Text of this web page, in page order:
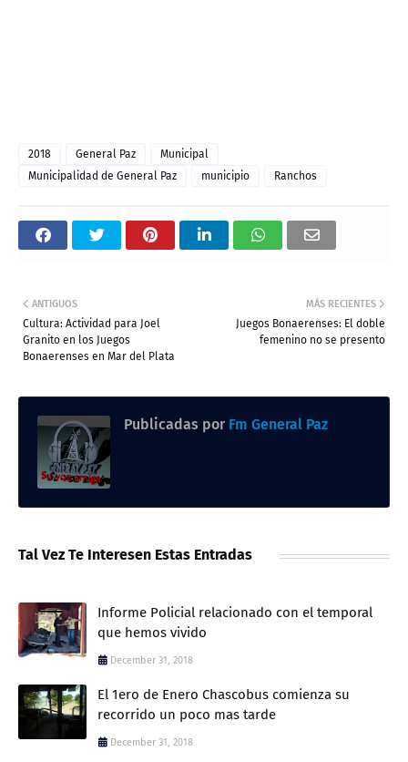
2018 General Paz
Municipal
Municipalidad de General Paz
municipio Ranchos
MÁS RECIENTES
Juegos Bonaerenses: El doble
femenino no se presento
ANTIGUOS
Cultura: Actividad para Joel
Granito en los Juegos
Bonaerenses en Mar del Plata
Publicadas por Fm General Paz
Tal Vez Te Interesen Estas Entradas
Informe Policial relacionado con el temporal
que hemos vivido
December 31, 2018
El 1ero de Enero Chascobus comienza su
recorrido un poco mas tarde
December 31, 2018